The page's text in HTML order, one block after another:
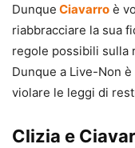
Dunque Ciavarro è
riabbracciare la sua
regole possibili sulla
Dunque a Live-Non
violare le leggi di
Clizia e